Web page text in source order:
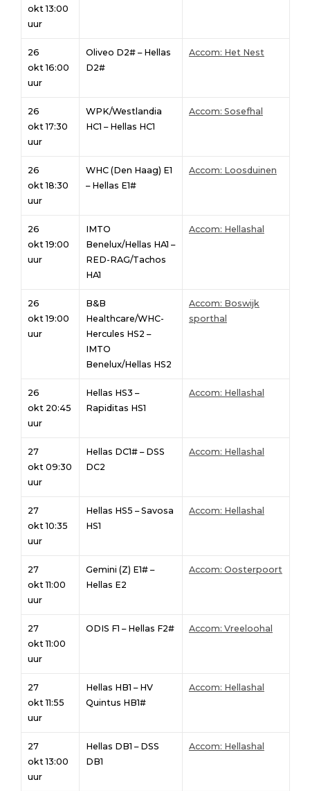
okt 13:00
uur
26
okt 16:00
uur
Oliveo D2# – Hellas
D2#
Accom: Het Nest
26
okt 17:30
uur
WPK/Westlandia
HC1 – Hellas HC1
Accom: Sosefhal
26
okt 18:30
uur
WHC (Den Haag) E1
– Hellas E1#
Accom: Loosduinen
26
okt 19:00
uur
IMTO
Benelux/Hellas HA1 –
RED-RAG/Tachos
HA1
Accom: Hellashal
26
okt 19:00
uur
B&B
Healthcare/WHC-
Hercules HS2 –
IMTO
Benelux/Hellas HS2
Accom: Boswijk
sporthal
26
okt 20:45
uur
Hellas HS3 –
Rapiditas HS1
Accom: Hellashal
27
okt 09:30
uur
Hellas DC1# – DSS
DC2
Accom: Hellashal
27
okt 10:35
uur
Hellas HS5 – Savosa
HS1
Accom: Hellashal
27
okt 11:00
uur
Gemini (Z) E1# –
Hellas E2
Accom: Oosterpoort
27
okt 11:00
uur
ODIS F1 – Hellas F2# Accom: Vreeloohal
27
okt 11:55
uur
Hellas HB1 – HV
Quintus HB1#
Accom: Hellashal
27
okt 13:00
uur
Hellas DB1 – DSS
DB1
Accom: Hellashal